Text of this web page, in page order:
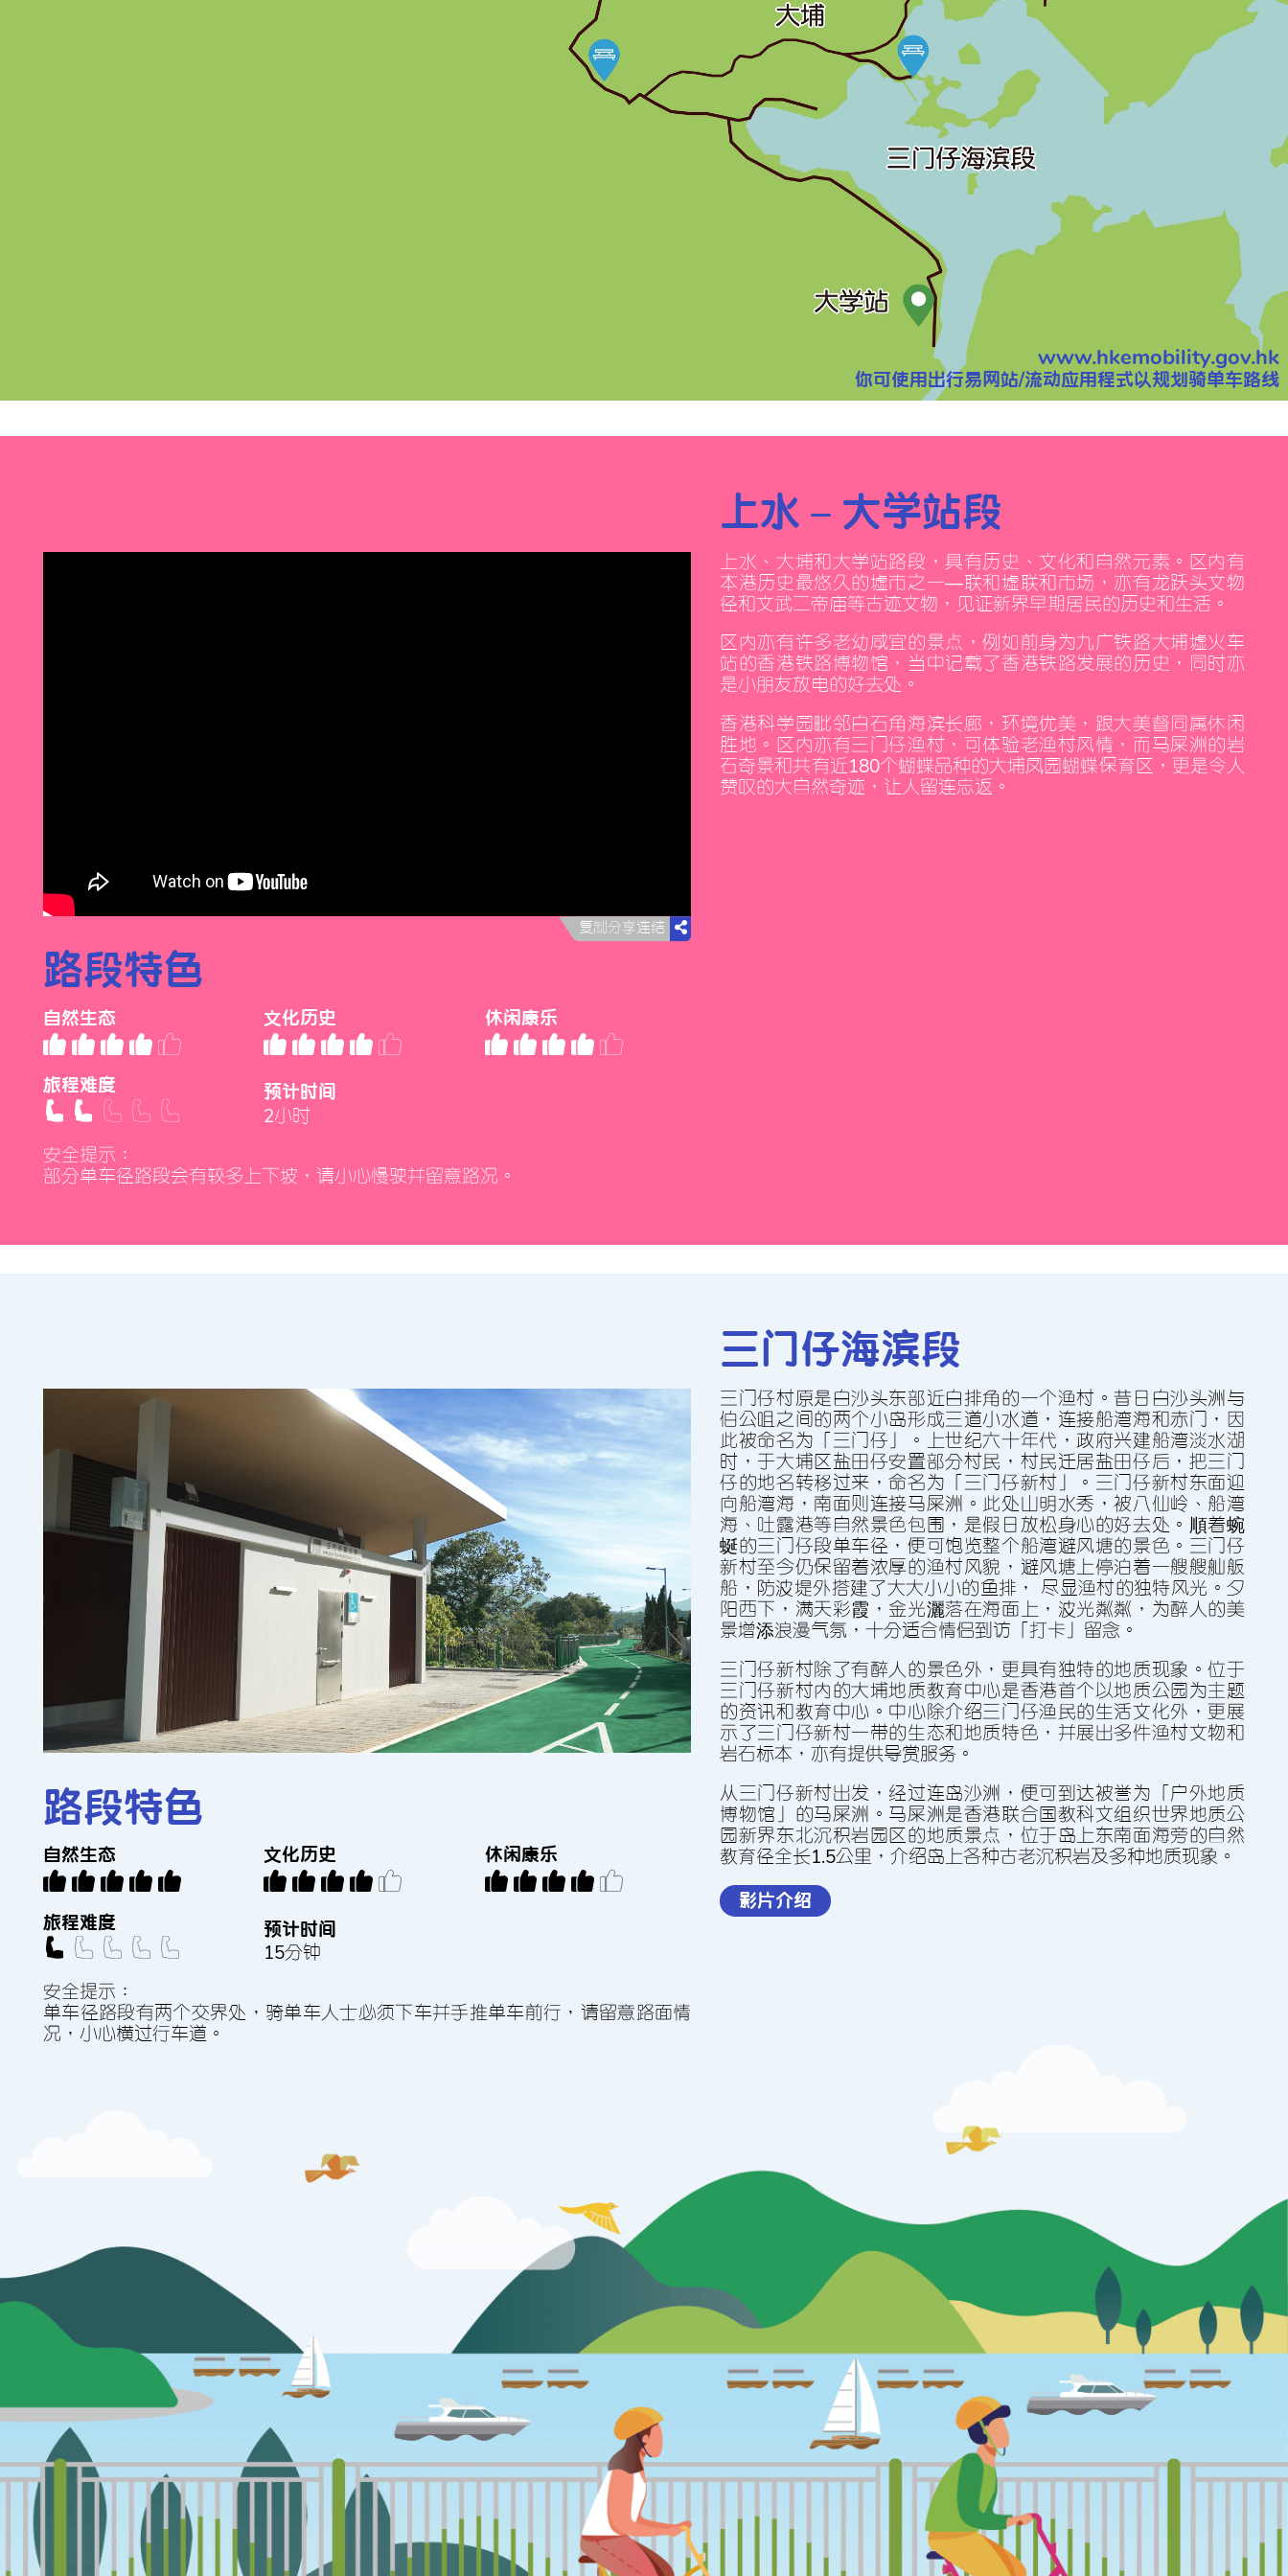
www.hkemobility.gov.hk
你可使用出行易網站/流動應用程式以規劃騎單車路線
上水 – 大學站段
複製分享連結
路段特色
自然生態 文化歷史 休閒康樂
旅程難度
預計時間
2小時
安全提示：
部分單車徑路段會有較多上下坡，請小心慢駛並留意路況。
上水、大埔和大學站路段，具有歷史、文化和自然元素。區內有
本港歷史最悠久的墟市之一—聯和墟聯和市場，亦有龍躍頭文物
徑和文武二帝廟等古蹟文物，見證新界早期居民的歷史和生活。
區內亦有許多老幼咸宜的景點，例如前身為九廣鐵路大埔墟火車
站的香港鐵路博物館，當中記載了香港鐵路發展的歷史，同時亦
是小朋友放電的好去處。
香港科學園毗鄰白石角海濱長廊，環境優美，跟大美督同屬休閒
勝地。區內亦有三門仔漁村，可體驗老漁村風情，而馬屎洲的岩
石奇景和共有近180個蝴蝶品種的大埔鳳園蝴蝶保育區，更是令人
贊嘆的大自然奇跡，讓人留連忘返。
三門仔海濱段
路段特色
自然生態 文化歷史 休閒康樂
旅程難度
預計時間
15分鐘
安全提示：
單車徑路段有兩個交界處，騎單車人士必須下車並手推單車前行，請留意路面情
況，小心橫過行車道。
三門仔村原是白沙頭東部近白排角的一個漁村。昔日白沙頭洲與
伯公咀之間的兩個小島形成三道小水道，連接船灣海和赤門，因
此被命名為「三門仔」。上世紀六十年代，政府興建船灣淡水湖
時，於大埔區鹽田仔安置部分村民，村民遷居鹽田仔後，把三門
仔的地名轉移過來，命名為「三門仔新村」。三門仔新村東面迎
向船灣海，南面則連接馬屎洲。此處山明水秀，被八仙嶺、船灣
海、吐露港等自然景色包圍，是假日放鬆身心的好去處。順着蜿
蜒的三門仔段單車徑，便可飽覽整個船灣避風塘的景色。三門仔
新村至今仍保留着濃厚的漁村風貌，避風塘上停泊着一艘艘舢舨
船，防波堤外搭建了大大小小的魚排， 盡顯漁村的獨特風光。夕
陽西下，滿天彩霞，金光灑落在海面上，波光粼粼，為醉人的美
景增添浪漫氣氛，十分適合情侶到訪「打卡」留念。
三門仔新村除了有醉人的景色外，更具有獨特的地質現象。位於
三門仔新村內的大埔地質教育中心是香港首個以地質公園為主題
的資訊和教育中心。中心除介紹三門仔漁民的生活文化外，更展
示了三門仔新村一帶的生態和地質特色，並展出多件漁村文物和
岩石標本，亦有提供導賞服務。
從三門仔新村出發，經過連島沙洲，便可到達被譽為「戶外地質
博物館」的馬屎洲。馬屎洲是香港聯合國教科文組織世界地質公
園新界東北沉積岩園區的地質景點，位於島上東南面海旁的自然
教育徑全長1.5公里，介紹島上各種古老沉積岩及多種地質現象。
影片介紹